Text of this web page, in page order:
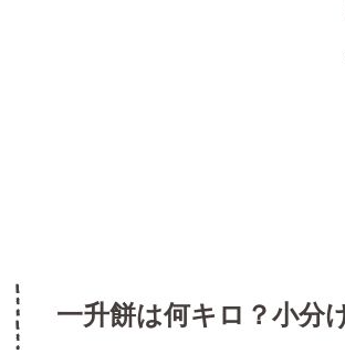
一升餅は何キロ？小分